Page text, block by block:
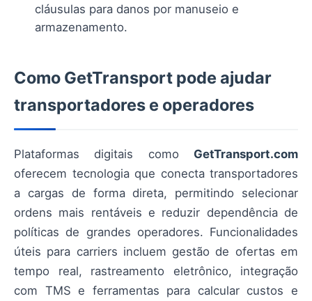
cláusulas para danos por manuseio e
armazenamento.
Como GetTransport pode ajudar
transportadores e operadores
Plataformas digitais como GetTransport.com
oferecem tecnologia que conecta transportadores
a cargas de forma direta, permitindo selecionar
ordens mais rentáveis e reduzir dependência de
políticas de grandes operadores. Funcionalidades
úteis para carriers incluem gestão de ofertas em
tempo real, rastreamento eletrônico, integração
com TMS e ferramentas para calcular custos e